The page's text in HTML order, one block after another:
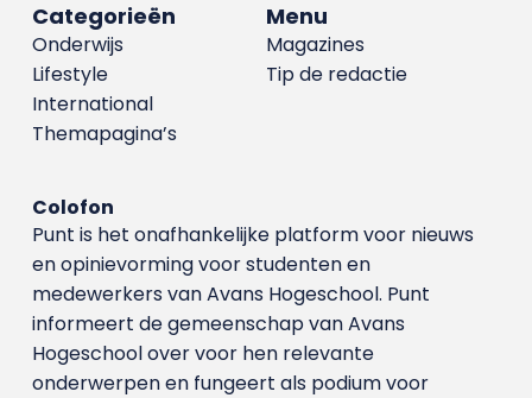
Menu
Magazines
Tip de redactie
Categorieën
Onderwijs
Lifestyle
International
Themapagina’s
Colofon
Punt is het onafhankelijke platform voor nieuws
en opinievorming voor studenten en
medewerkers van Avans Hoge­school. Punt
informeert de gemeenschap van Avans
Hogeschool over voor hen relevante
onderwerpen en fungeert als podium voor